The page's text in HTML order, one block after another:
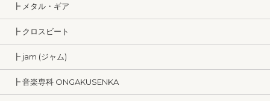
┣ メタル・ギア
┣ クロスビート
┣ jam (ジャム)
┣ 音楽専科 ONGAKUSENKA